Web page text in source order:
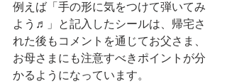
例えば「手の形に気をつけて弾いてみ
よう♬」と記入したシールは、帰宅さ
れた後もコメントを通じてお父さま、
お母さまにも注意すべきポイントが分
かるようになっています。